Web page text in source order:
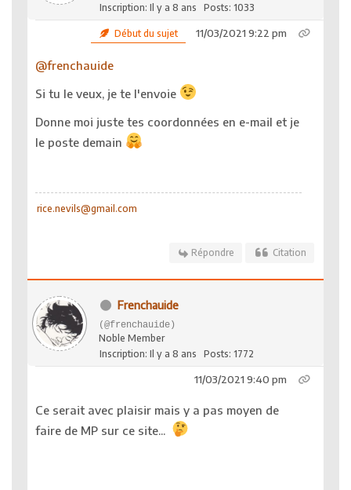
Inscription: Il y a 8 ans
Posts: 1033
Début du sujet 11/03/2021 9:22 pm
@frenchauide
Si tu le veux, je te l'envoie
Donne moi juste tes coordonnées en e-mail et je
le poste demain
rice.nevils@gmail.com
Répondre Citation
Frenchauide
(@frenchauide)
Noble Member
Inscription: Il y a 8 ans
Posts: 1772
11/03/2021 9:40 pm
Ce serait avec plaisir mais y a pas moyen de
faire de MP sur ce site...